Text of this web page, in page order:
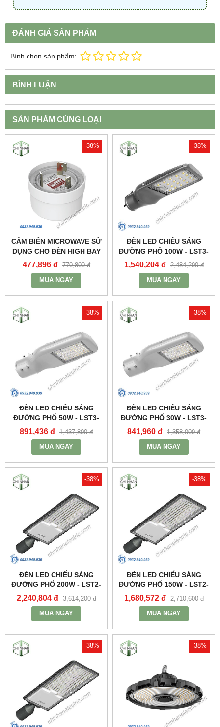
ĐÁNH GIÁ SẢN PHẨM
Bình chọn sản phẩm:
BÌNH LUẬN
SẢN PHẨM CÙNG LOẠI
-38%
CẢM BIẾN MICROWAVE SỬ
DỤNG CHO ĐÈN HIGH BAY
NHÀ XƯỞNG HBE2_MPE
477,896 đ 770,800 đ
MUA NGAY
-38%
ĐÈN LED CHIẾU SÁNG
ĐƯỜNG PHỐ 100W - LST3-
100 - MPE
1,540,204 đ 2,484,200 đ
MUA NGAY
-38%
ĐÈN LED CHIẾU SÁNG
ĐƯỜNG PHỐ 50W - LST3-
50 - MPE
891,436 đ 1,437,800 đ
MUA NGAY
-38%
ĐÈN LED CHIẾU SÁNG
ĐƯỜNG PHỐ 30W - LST3-
30 - MPE
841,960 đ 1,358,000 đ
MUA NGAY
-38%
ĐÈN LED CHIẾU SÁNG
ĐƯỜNG PHỐ 200W - LST2-
200 - MPE
2,240,804 đ 3,614,200 đ
MUA NGAY
-38%
ĐÈN LED CHIẾU SÁNG
ĐƯỜNG PHỐ 150W - LST2-
150 - MPE
1,680,572 đ 2,710,600 đ
MUA NGAY
-38% -38%